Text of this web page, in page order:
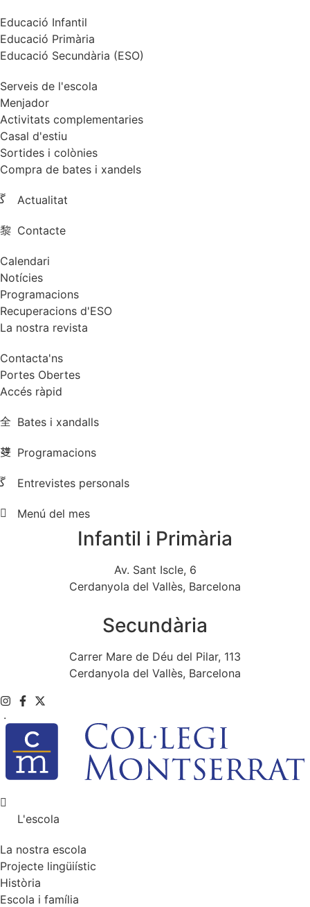
Educació Infantil
Educació Primària
Educació Secundària (ESO)
Serveis de l'escola
Menjador
Activitats complementaries
Casal d'estiu
Sortides i colònies
Compra de bates i xandels
Actualitat
Contacte
Calendari
Notícies
Programacions
Recuperacions d'ESO
La nostra revista
Contacta'ns
Portes Obertes
Accés ràpid
Bates i xandalls
Programacions
Entrevistes personals
Menú del mes
Infantil i Primària
Av. Sant Iscle, 6
Cerdanyola del Vallès, Barcelona
Secundària
Carrer Mare de Déu del Pilar, 113
Cerdanyola del Vallès, Barcelona
.
L'escola
La nostra escola
Projecte lingüiístic
Història
Escola i família